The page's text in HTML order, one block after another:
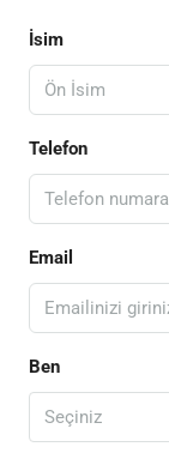
İsim
Telefon
Email
Ben
Seçiniz